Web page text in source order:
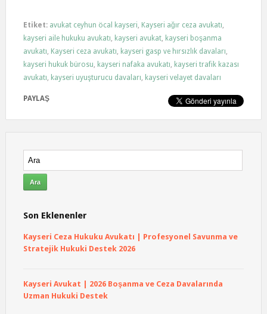
Etiket: avukat ceyhun öcal kayseri, Kayseri ağır ceza avukatı,
kayseri aile hukuku avukatı, kayseri avukat, kayseri boşanma
avukatı, Kayseri ceza avukatı, kayseri gasp ve hırsızlık davaları,
kayseri hukuk bürosu, kayseri nafaka avukatı, kayseri trafik kazası
avukatı, kayseri uyuşturucu davaları, kayseri velayet davaları
PAYLAŞ
Son Eklenenler
Kayseri Ceza Hukuku Avukatı | Profesyonel Savunma ve
Stratejik Hukuki Destek 2026
Kayseri Avukat | 2026 Boşanma ve Ceza Davalarında
Uzman Hukuki Destek